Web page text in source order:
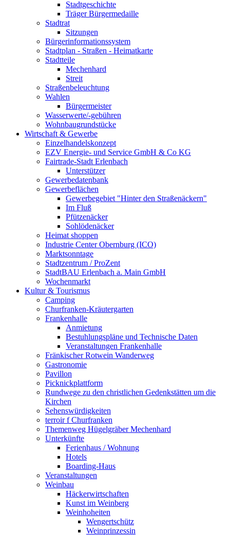
Stadtgeschichte
Träger Bürgermedaille
Stadtrat
Sitzungen
Bürgerinformationssystem
Stadtplan - Straßen - Heimatkarte
Stadtteile
Mechenhard
Streit
Straßenbeleuchtung
Wahlen
Bürgermeister
Wasserwerte/-gebühren
Wohnbaugrundstücke
Wirtschaft & Gewerbe
Einzelhandelskonzept
EZV Energie- und Service GmbH & Co KG
Fairtrade-Stadt Erlenbach
Unterstützer
Gewerbedatenbank
Gewerbeflächen
Gewerbegebiet "Hinter den Straßenäckern"
Im Fluß
Pfützenäcker
Sohlödenäcker
Heimat shoppen
Industrie Center Obernburg (ICO)
Marktsonntage
Stadtzentrum / ProZent
StadtBAU Erlenbach a. Main GmbH
Wochenmarkt
Kultur & Tourismus
Camping
Churfranken-Kräutergarten
Frankenhalle
Anmietung
Bestuhlungspläne und Technische Daten
Veranstaltungen Frankenhalle
Fränkischer Rotwein Wanderweg
Gastronomie
Pavillon
Picknickplattform
Rundwege zu den christlichen Gedenkstätten um die
Kirchen
Sehenswürdigkeiten
terroir f Churfranken
Themenweg Hügelgräber Mechenhard
Unterkünfte
Ferienhaus / Wohnung
Hotels
Boarding-Haus
Veranstaltungen
Weinbau
Häckerwirtschaften
Kunst im Weinberg
Weinhoheiten
Wengertschütz
Weinprinzessin